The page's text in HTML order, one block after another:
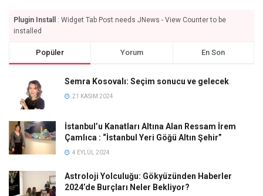
Plugin Install
: Widget Tab Post needs JNews - View Counter to be
installed
Popüler Yorum En Son
Semra Kosovalı: Seçim sonucu ve gelecek
21 KASIM 2024
İstanbul’u Kanatları Altına Alan Ressam İrem
Çamlıca : “İstanbul Yeri Göğü Altın Şehir”
4 EYLÜL 2024
Astroloji Yolculuğu: Gökyüzünden Haberler
2024’de Burçları Neler Bekliyor?